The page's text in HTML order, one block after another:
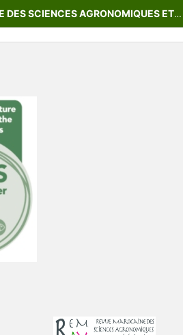
REVUE MAROCAINE DES SCIENCES AGRONOMIQUES ET VÉTÉRINAIRES